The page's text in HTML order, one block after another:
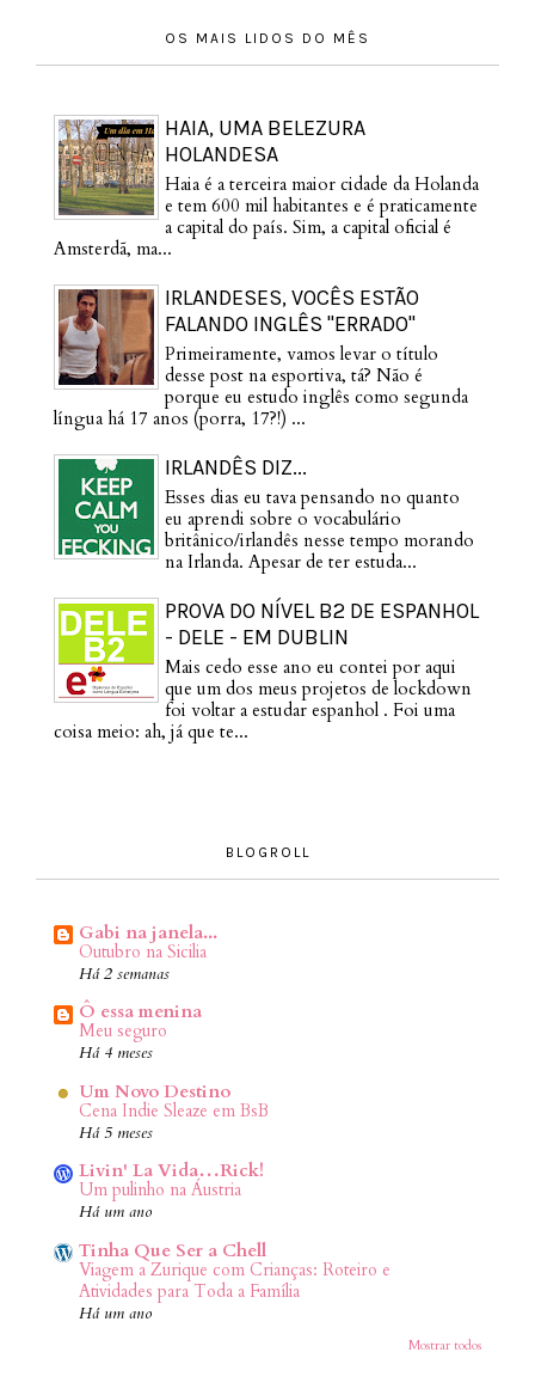
OS MAIS LIDOS DO MÊS
HAIA, UMA BELEZURA
HOLANDESA
Haia é a terceira maior cidade da Holanda
e tem 600 mil habitantes e é praticamente
a capital do país. Sim, a capital oficial é
Amsterdã, ma...
IRLANDESES, VOCÊS ESTÃO
FALANDO INGLÊS "ERRADO"
Primeiramente, vamos levar o título
desse post na esportiva, tá? Não é
porque eu estudo inglês como segunda
língua há 17 anos (porra, 17?!) ...
IRLANDÊS DIZ...
Esses dias eu tava pensando no quanto
eu aprendi sobre o vocabulário
britânico/irlandês nesse tempo morando
na Irlanda. Apesar de ter estuda...
PROVA DO NÍVEL B2 DE ESPANHOL
- DELE - EM DUBLIN
Mais cedo esse ano eu contei por aqui
que um dos meus projetos de lockdown
foi voltar a estudar espanhol . Foi uma
coisa meio: ah, já que te...
BLOGROLL
Gabi na janela...
Outubro na Sicilia
Há 2 semanas
Ô essa menina
Meu seguro
Há 4 meses
Um Novo Destino
Cena Indie Sleaze em BsB
Há 5 meses
Livin' La Vida…Rick!
Um pulinho na Áustria
Há um ano
Tinha Que Ser a Chell
Viagem a Zurique com Crianças: Roteiro e
Atividades para Toda a Família
Há um ano
Mostrar todos